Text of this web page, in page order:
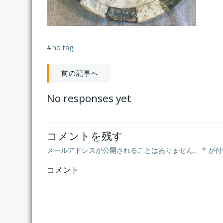
#no tag
投
稿
ビ
ゲ
前の記事へ
No responses yet
コメントを残す
メールアドレスが公開されることはありません。 * が
コメント